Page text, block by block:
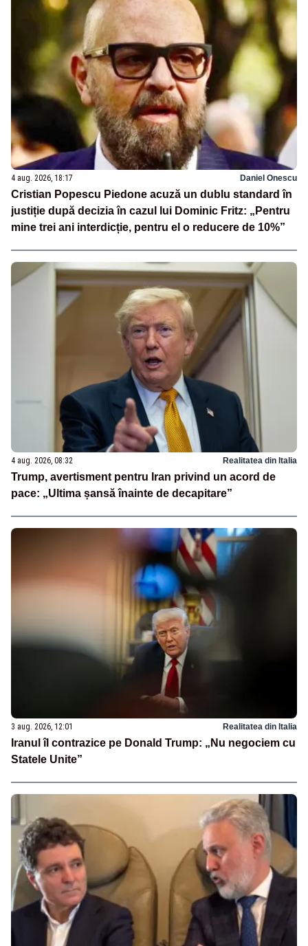
4 aug. 2026, 18:17 Daniel Onescu
Cristian Popescu Piedone acuză un dublu standard în
justiție după decizia în cazul lui Dominic Fritz: „Pentru
mine trei ani interdicție, pentru el o reducere de 10%”
4 aug. 2026, 08:32 Realitatea din Italia
Trump, avertisment pentru Iran privind un acord de
pace: „Ultima șansă înainte de decapitare”
3 aug. 2026, 12:01 Realitatea din Italia
Iranul îl contrazice pe Donald Trump: „Nu negociem cu
Statele Unite”